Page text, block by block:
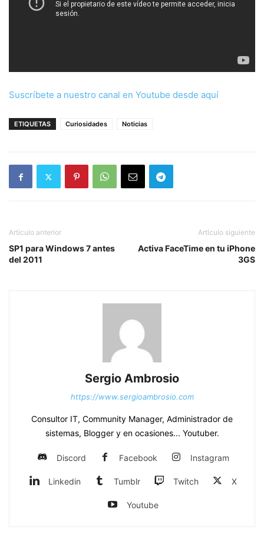
Suscríbete a nuestro canal en Youtube desde aquí
ETIQUETAS Curiosidades Noticias
Artículo anterior
SP1 para Windows 7 antes
del 2011
Artículo siguiente
Activa FaceTime en tu iPhone
3GS
Sergio Ambrosio
https://www.sergioambrosio.com
Consultor IT, Community Manager, Administrador de
sistemas, Blogger y en ocasiones... Youtuber.
Discord Facebook Instagram
Linkedin Tumblr Twitch X
Youtube